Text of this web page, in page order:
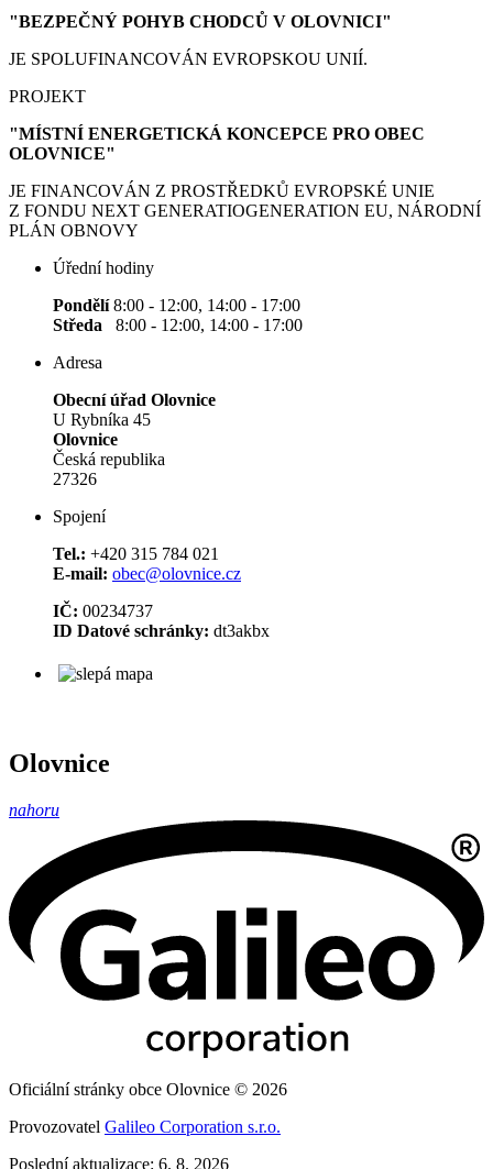
"BEZPEČNÝ POHYB CHODCŮ V OLOVNICI"
JE SPOLUFINANCOVÁN EVROPSKOU UNIÍ.
PROJEKT
"MÍSTNÍ ENERGETICKÁ KONCEPCE PRO OBEC
OLOVNICE"
JE FINANCOVÁN Z PROSTŘEDKŮ EVROPSKÉ UNIE
Z FONDU NEXT GENERATIOGENERATION EU, NÁRODNÍ
PLÁN OBNOVY
Úřední hodiny
Pondělí8:00 - 12:00, 14:00 - 17:00
Středa 8:00 - 12:00, 14:00 - 17:00
Adresa
Obecní úřad Olovnice
U Rybníka 45
Olovnice
Česká republika
27326
Spojení
Tel.: +420 315 784 021
E-mail: obec@olovnice.cz
IČ: 00234737
ID Datové schránky: dt3akbx
Olovnice
nahoru
Oficiální stránky obce Olovnice © 2026
Provozovatel Galileo Corporation s.r.o.
Poslední aktualizace: 6. 8. 2026